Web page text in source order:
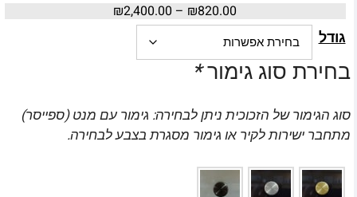
₪820.00
–
₪2,400.00
גודל
בחירת סוג גימור*
סוג הגימור של הזכוכית ניתן לבחירה: גימור עם מנט (ספייסר)
מתחבר ישירות לקיר או גימור מסגרת בצבע לבחירה.